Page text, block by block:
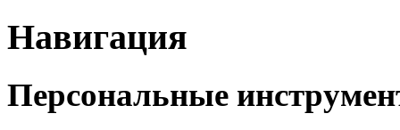
Навигация
Персональные